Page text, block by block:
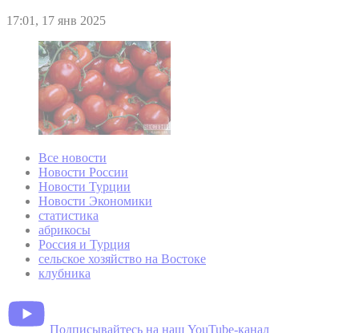
17:01, 17 янв 2025
Все новости
Новости России
Новости Турции
Новости Экономики
статистика
абрикосы
Россия и Турция
сельское хозяйство на Востоке
клубника
Подписывайтесь на наш YouTube-канал